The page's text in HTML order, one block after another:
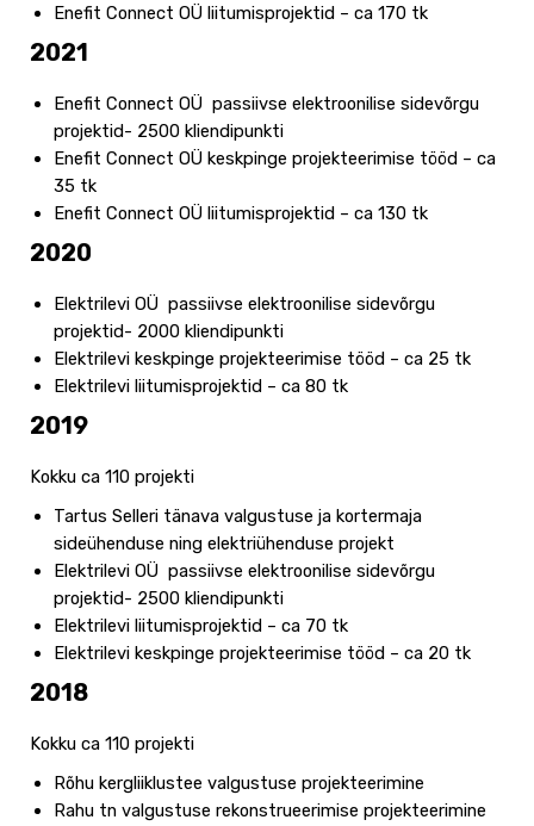
Enefit Connect OÜ liitumisprojektid – ca 170 tk
2021
Enefit Connect OÜ passiivse elektroonilise sidevõrgu
projektid- 2500 kliendipunkti
Enefit Connect OÜ keskpinge projekteerimise tööd – ca
35 tk
Enefit Connect OÜ liitumisprojektid – ca 130 tk
2020
Elektrilevi OÜ passiivse elektroonilise sidevõrgu
projektid- 2000 kliendipunkti
Elektrilevi keskpinge projekteerimise tööd – ca 25 tk
Elektrilevi liitumisprojektid – ca 80 tk
2019
Kokku ca 110 projekti
Tartus Selleri tänava valgustuse ja kortermaja
sideühenduse ning elektriühenduse projekt
Elektrilevi OÜ passiivse elektroonilise sidevõrgu
projektid- 2500 kliendipunkti
Elektrilevi liitumisprojektid – ca 70 tk
Elektrilevi keskpinge projekteerimise tööd – ca 20 tk
2018
Kokku ca 110 projekti
Rõhu kergliiklustee valgustuse projekteerimine
Rahu tn valgustuse rekonstrueerimise projekteerimine